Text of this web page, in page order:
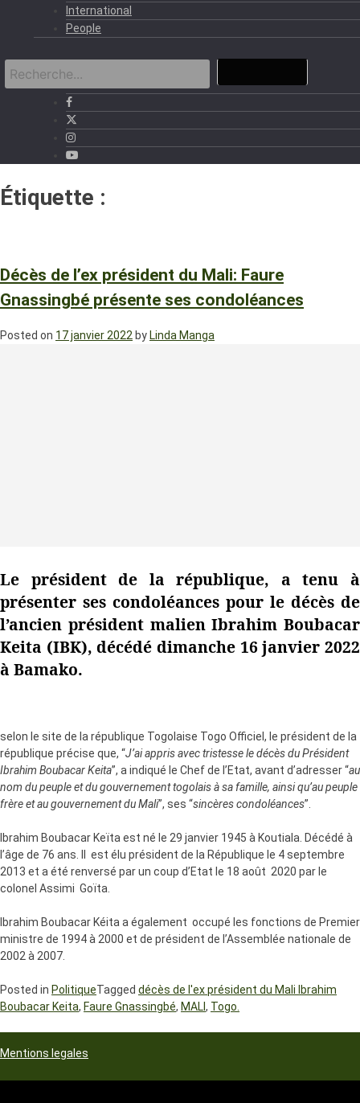
International
People
Étiquette :
Décès de l’ex président du Mali: Faure
Gnassingbé présente ses condoléances
Posted on 17 janvier 2022 by Linda Manga
Le président de la république, a tenu à
présenter ses condoléances pour le décès de
l’ancien président malien Ibrahim Boubacar
Keita (IBK), décédé dimanche 16 janvier 2022
à Bamako.
selon le site de la république Togolaise Togo Officiel, le président de la
république précise que, “J’ai appris avec tristesse le décès du Président
Ibrahim Boubacar Keita”, a indiqué le Chef de l’Etat, avant d’adresser “au
nom du peuple et du gouvernement togolais à sa famille, ainsi qu’au peuple
frère et au gouvernement du Mali”, ses “sincères condoléances”.
Ibrahim Boubacar Keïta est né le 29 janvier 1945 à Koutiala. Décédé à
l’âge de 76 ans. Il est élu président de la République le 4 septembre
2013 et a été renversé par un coup d’Etat le 18 août 2020 par le
colonel Assimi Goïta.
Ibrahim Boubacar Kéita a également occupé les fonctions de Premier
ministre de 1994 à 2000 et de président de l’Assemblée nationale de
2002 à 2007.
Posted in PolitiqueTagged décès de l'ex président du Mali Ibrahim
Boubacar Keita, Faure Gnassingbé, MALI, Togo.
Mentions legales